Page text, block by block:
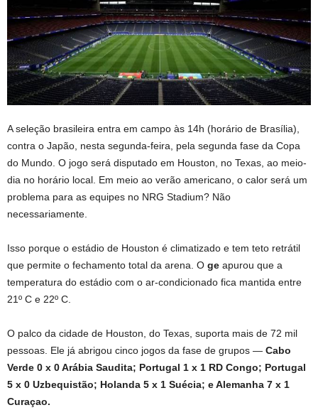
A seleção brasileira entra em campo às 14h (horário de Brasília),
contra o Japão, nesta segunda-feira, pela segunda fase da Copa
do Mundo. O jogo será disputado em Houston, no Texas, ao meio-
dia no horário local. Em meio ao verão americano, o calor será um
problema para as equipes no NRG Stadium? Não
necessariamente.
Isso porque o estádio de Houston é climatizado e tem teto retrátil
que permite o fechamento total da arena. O ge apurou que a
temperatura do estádio com o ar-condicionado fica mantida entre
21º C e 22º C.
O palco da cidade de Houston, do Texas, suporta mais de 72 mil
pessoas. Ele já abrigou cinco jogos da fase de grupos — Cabo
Verde 0 x 0 Arábia Saudita; Portugal 1 x 1 RD Congo; Portugal
5 x 0 Uzbequistão; Holanda 5 x 1 Suécia; e Alemanha 7 x 1
Curaçao.